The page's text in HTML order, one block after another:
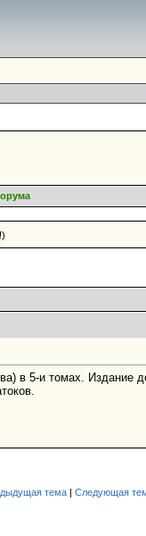
в 5-и томах. Издание
тема| Следующая